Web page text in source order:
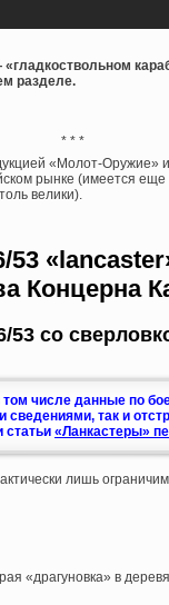
разделе.
* * *
«Молот-Оружие»
рынке (имеется
велики).
53
Концерна
53 со
числе данные по
так и
статьи «Ланкастеры»
лишь
«драгуновка» в